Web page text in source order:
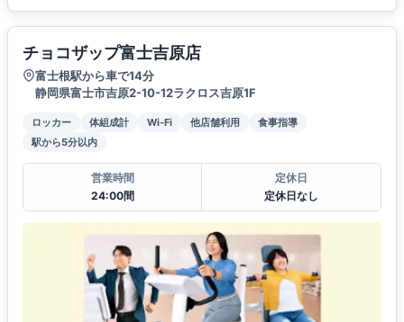
チョコザップ富士吉原店
富士根駅から車で14分
静岡県富士市吉原2-10-12ラクロス吉原1F
ロッカー 体組成計 Wi-Fi 他店舗利用
食事指導
駅から5分以内
営業時間
24:00間
定休日
定休日なし